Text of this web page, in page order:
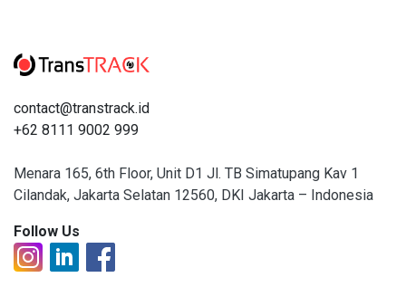
contact@transtrack.id
+62 8111 9002 999
Menara 165, 6th Floor, Unit D1 Jl. TB Simatupang Kav 1
Cilandak, Jakarta Selatan 12560, DKI Jakarta – Indonesia
Follow Us